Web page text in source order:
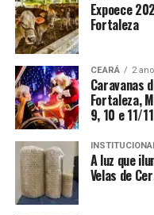
Expoece
Fortaleza
CEARÁ 2
Caravanas
Fortaleza,
9, 10 e 11/11
A luz que
Velas de